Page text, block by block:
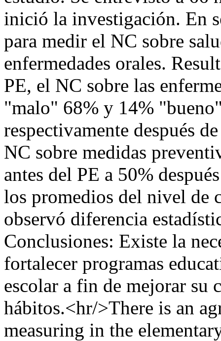
inició la investigación. En
para medir el NC sobre
enfermedades orales.
PE, el NC sobre las
"malo" 68% y 14%
respectivamente después
NC sobre medidas
antes del PE a 50%
los promedios del nivel de
observó diferencia
Conclusiones: Existe la
fortalecer programas
escolar a fin de mejorar su
hábitos.<hr/>There is an
measuring in the